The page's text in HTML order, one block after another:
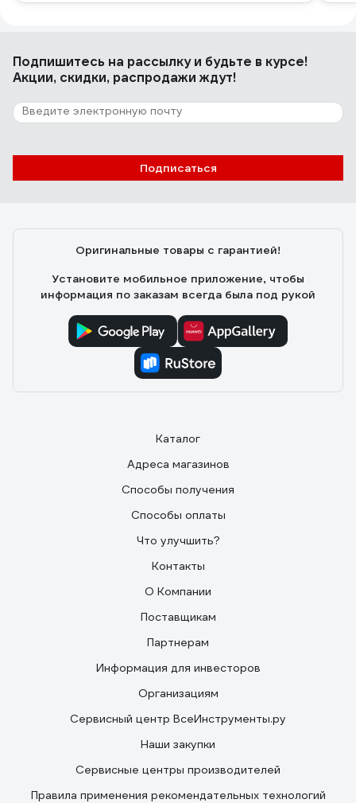
Подпишитесь на рассылкуи будьте в курсе!
Акции, скидки, распродажи ждут!
Подписаться
Оригинальные товары с гарантией!
Установите мобильное приложение, чтобы
информация по заказам всегда была под рукой
Каталог
Адреса магазинов
Способы получения
Способы оплаты
Что улучшить?
Контакты
О Компании
Поставщикам
Партнерам
Информация для инвесторов
Организациям
Сервисный центр ВсеИнструменты.ру
Наши закупки
Сервисные центры производителей
Правила применения рекомендательных технологий